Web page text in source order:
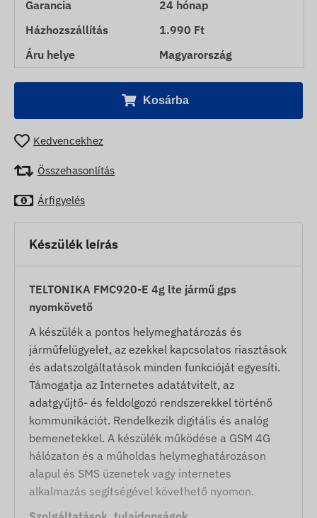
Garancia
24 hónap
Házhozszállítás
1.990 Ft
Áru helye
Magyarország
Kosárba
Kedvencekhez
Összehasonlítás
Árfigyelés
Készülék leírás
TELTONIKA FMC920-E 4g lte jármű gps
nyomkövető
A készülék a pontos helymeghatározás és
járműfelügyelet, az ezekkel kapcsolatos riasztások
és adatszolgáltatások minden funkcióját egyesíti.
Támogatja az Internetes adatátvitelt, az
adatgyűjtő- és feldolgozó rendszerekkel történő
kommunikációt. Rendelkezik digitális és analóg
bemenetekkel. A készülék működése a GSM 4G
hálózaton és a műholdas helymeghatározáson
alapul és SMS üzenetek vagy internetes
alkalmazás segítségével követhető nyomon.